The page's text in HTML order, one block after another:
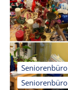
Seniorenbüro
Seniorenbüro